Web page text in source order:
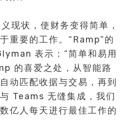
现状，使财务变得简单，
重要的工作。“Ramp”的
表示：“简单和易用
的喜爱之处，从智能路
动匹配收据与交易，再到
Teams 无缝集成，我们
亿人每天进行最佳工作的